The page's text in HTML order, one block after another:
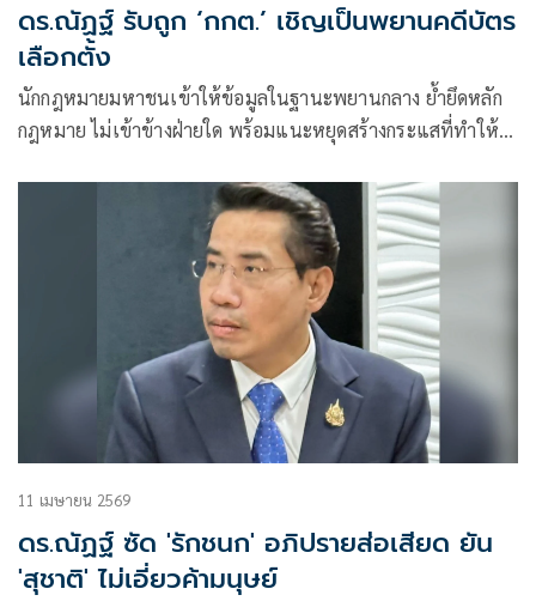
ดร.ณัฏฐ์ รับถูก ‘กกต.’ เชิญเป็นพยานคดีบัตร
เลือกตั้ง
นักกฎหมายมหาชนเข้าให้ข้อมูลในฐานะพยานกลาง ย้ำยึดหลัก
กฎหมาย ไม่เข้าข้างฝ่ายใด พร้อมแนะหยุดสร้างกระแสที่ทำให้
11 เมษายน 2569
ดร.ณัฏฐ์ ซัด 'รักชนก' อภิปรายส่อเสียด ยัน
'สุชาติ' ไม่เอี่ยวค้ามนุษย์